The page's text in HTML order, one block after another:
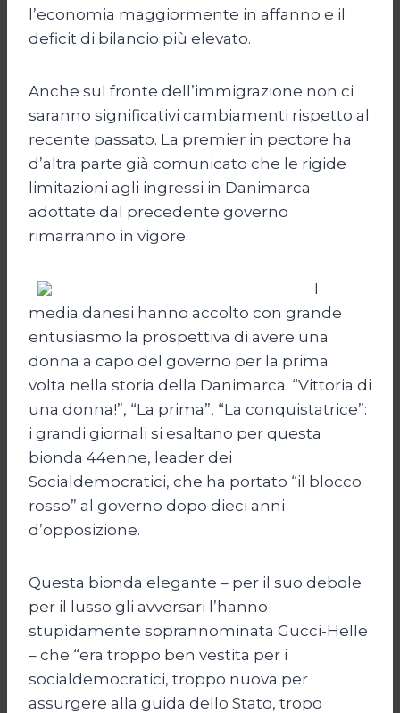
l’economia maggiormente in affanno e il
deficit di bilancio più elevato.
Anche sul fronte dell’immigrazione non ci
saranno significativi cambiamenti rispetto al
recente passato. La premier in pectore ha
d’altra parte già comunicato che le rigide
limitazioni agli ingressi in Danimarca
adottate dal precedente governo
rimarranno in vigore.
I
media danesi hanno accolto con grande
entusiasmo la prospettiva di avere una
donna a capo del governo per la prima
volta nella storia della Danimarca. “Vittoria di
una donna!”, “La prima”, “La conquistatrice”:
i grandi giornali si esaltano per questa
bionda 44enne, leader dei
Socialdemocratici, che ha portato “il blocco
rosso” al governo dopo dieci anni
d’opposizione.
Questa bionda elegante – per il suo debole
per il lusso gli avversari l’hanno
stupidamente soprannominata Gucci-Helle
– che “era troppo ben vestita per i
socialdemocratici, troppo nuova per
assurgere alla guida dello Stato, tropo